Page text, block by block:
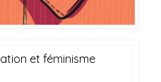
et féminisme